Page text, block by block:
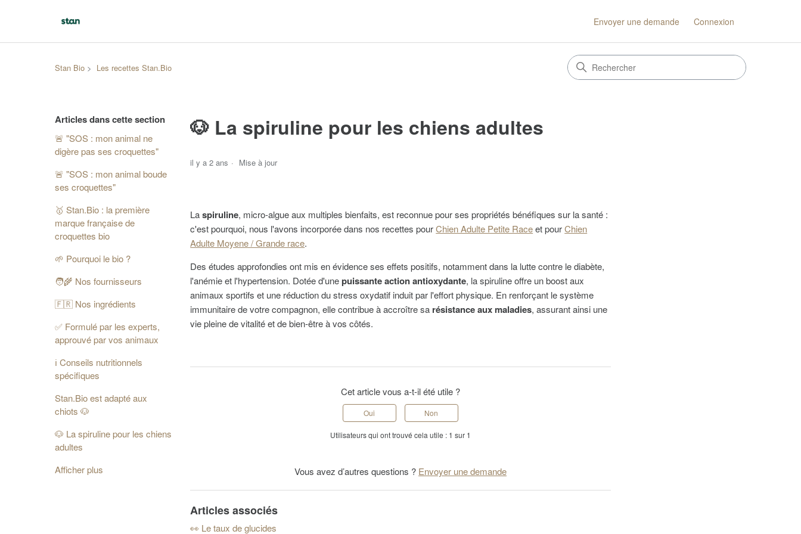
Envoyer une demande Connexion
Stan Bio Les recettes Stan.Bio
Articles dans cette section
🚨 "SOS : mon animal ne
digère pas ses croquettes"
🚨 "SOS : mon animal boude
ses croquettes"
🥇 Stan.Bio : la première
marque française de
croquettes bio
🌱 Pourquoi le bio ?
🧑‍🌾 Nos fournisseurs
🇫🇷 Nos ingrédients
✅ Formulé par les experts,
approuvé par vos animaux
ℹ️ Conseils nutritionnels
spécifiques
Stan.Bio est adapté aux
chiots 🐶
🐶 La spiruline pour les chiens
adultes
Afficher plus
🐶 La spiruline pour les chiens adultes
il y a 2 ans Mise à jour
Laspiruline, micro-algue aux multiples bienfaits, est reconnue pour ses propriétés bénéfiques sur la santé :
c'est pourquoi, nous l'avons incorporée dans nos recettes pourChien Adulte Petite Raceet pourChien
Adulte Moyene / Grande race.
Des études approfondies ont mis en évidence ses effets positifs, notamment dans la lutte contre le diabète,
l'anémie et l'hypertension. Dotée d'unepuissante action antioxydante, la spiruline offre un boost aux
animaux sportifs et une réduction du stress oxydatif induit par l'effort physique. En renforçant le système
immunitaire de votre compagnon, elle contribue à accroître sa résistance aux maladies, assurant ainsi une
vie pleine de vitalité et de bien-être à vos côtés.
Cet article vous a-t-il été utile ?
Oui Non
Utilisateurs qui ont trouvé cela utile : 1 sur 1
Vous avez d’autres questions ? Envoyer une demande
Articles associés
👀 Le taux de glucides